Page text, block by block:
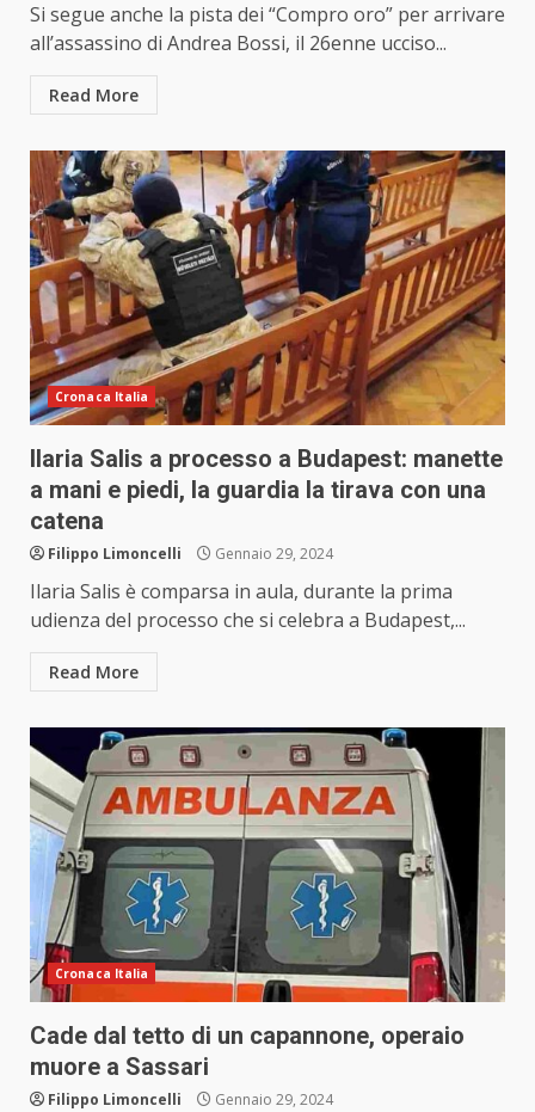
Si segue anche la pista dei “Compro oro” per arrivare
all’assassino di Andrea Bossi, il 26enne ucciso...
Read More
Cronaca Italia
Ilaria Salis a processo a Budapest: manette
a mani e piedi, la guardia la tirava con una
catena
Filippo Limoncelli Gennaio 29, 2024
Ilaria Salis è comparsa in aula, durante la prima
udienza del processo che si celebra a Budapest,...
Read More
Cronaca Italia
Cade dal tetto di un capannone, operaio
muore a Sassari
Filippo Limoncelli Gennaio 29, 2024